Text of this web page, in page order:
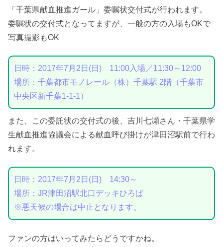
「千葉県献血推進ガール」委嘱状交付式が行われます。
委嘱状の交付式となってますが、一般の方の入場もOKで
写真撮影もOK
日時：2017年7月2日(日) 11:00入場／11:30～12:00
場所：千葉都市モノレール（株）千葉駅 2階（千葉市
中央区新千葉1-1-1）
また、この委託状の交付式の後、吉川七瀬さん・千葉県学
生献血推進協議会による献血呼び掛けが津田沼駅前で行わ
れます。
日時：2017年7月2日(日) 14:30～
場所：JR津田沼駅北口デッキひろば
※悪天候の場合は中止となります。
ファンの方はいってみたらどうですかね。